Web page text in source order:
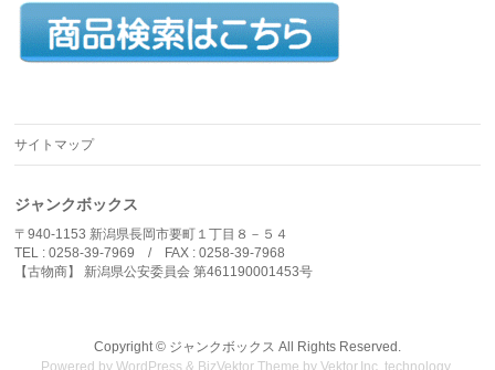
サイトマップ
ジャンクボックス
〒940-1153 新潟県長岡市要町１丁目８－５４
TEL : 0258-39-7969 / FAX : 0258-39-7968
【古物商】 新潟県公安委員会 第461190001453号
Copyright © ジャンクボックス All Rights Reserved.
Powered byWordPress & BizVektor Theme byVektor,Inc. technology.